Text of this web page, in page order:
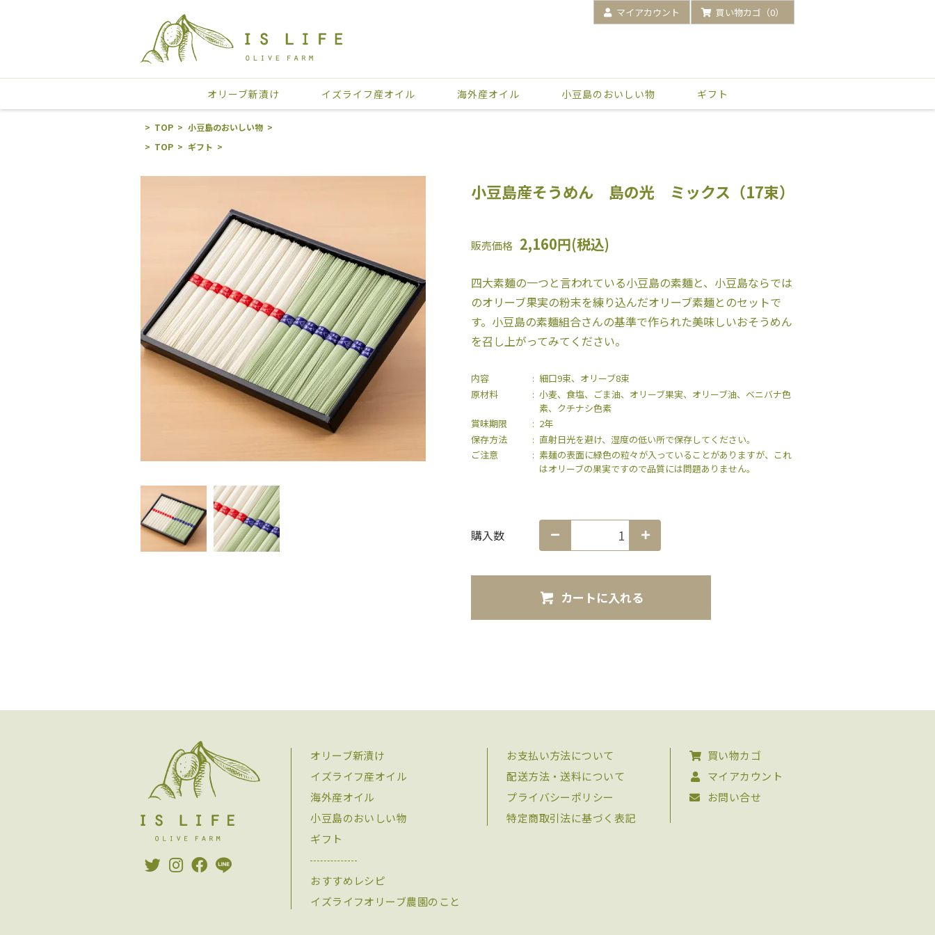
マイアカウント 買い物カゴ（0）
オリーブ新漬け イズライフ産オイル 海外産オイル 小豆島のおいしい物 ギフト
TOP
小豆島のおいしい物
TOP
ギフト
小豆島産そうめん 島の光 ミックス（17束）
販売価格 2,160円(税込)
四大素麺の一つと言われている小豆島の素麺と、小豆島ならでは
のオリーブ果実の粉末を練り込んだオリーブ素麺とのセットで
す。小豆島の素麺組合さんの基準で作られた美味しいおそうめん
を召し上がってみてください。
内容
細口9束、オリーブ8束
原材料
小麦、食塩、ごま油、オリーブ果実、オリーブ油、ベニバナ色
素、クチナシ色素
賞味期限
2年
保存方法
直射日光を避け、湿度の低い所で保存してください。
ご注意
素麺の表面に緑色の粒々が入っていることがありますが、これ
はオリーブの果実ですので品質には問題ありません。
購入数
カートに入れる
オリーブ新漬け
イズライフ産オイル
海外産オイル
小豆島のおいしい物
ギフト
おすすめレシピ
イズライフオリーブ農園のこと
お支払い方法について
配送方法・送料について
プライバシーポリシー
特定商取引法に基づく表記
買い物カゴ
マイアカウント
お問い合せ